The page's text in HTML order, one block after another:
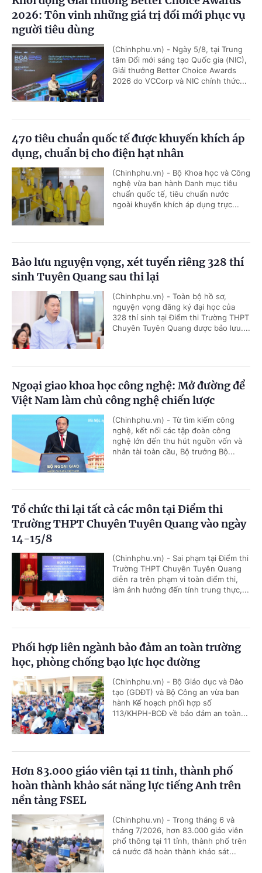
2026: Tôn vinh những giá trị đổi mới phục vụ
người tiêu dùng
(Chinhphu.vn) - Ngày 5/8, tại Trung
tâm Đổi mới sáng tạo Quốc gia (NIC),
Giải thưởng Better Choice Awards
2026 do VCCorp và NIC chính thức...
470 tiêu chuẩn quốc tế được khuyến khích áp
dụng, chuẩn bị cho điện hạt nhân
(Chinhphu.vn) - Bộ Khoa học và Công
nghệ vừa ban hành Danh mục tiêu
chuẩn quốc tế, tiêu chuẩn nước
ngoài khuyến khích áp dụng trực...
Bảo lưu nguyện vọng, xét tuyển riêng 328 thí
sinh Tuyên Quang sau thi lại
(Chinhphu.vn) - Toàn bộ hồ sơ,
nguyện vọng đăng ký đại học của
328 thí sinh tại Điểm thi Trường THPT
Chuyên Tuyên Quang được bảo lưu....
Ngoại giao khoa học công nghệ: Mở đường để
Việt Nam làm chủ công nghệ chiến lược
(Chinhphu.vn) - Từ tìm kiếm công
nghệ, kết nối các tập đoàn công
nghệ lớn đến thu hút nguồn vốn và
nhân tài toàn cầu, Bộ trưởng Bộ...
Tổ chức thi lại tất cả các môn tại Điểm thi
Trường THPT Chuyên Tuyên Quang vào ngày
14-15/8
(Chinhphu.vn) - Sai phạm tại Điểm thi
Trường THPT Chuyên Tuyên Quang
diễn ra trên phạm vi toàn điểm thi,
làm ảnh hưởng đến tính trung thực,...
Phối hợp liên ngành bảo đảm an toàn trường
học, phòng chống bạo lực học đường
(Chinhphu.vn) - Bộ Giáo dục và Đào
tạo (GDĐT) và Bộ Công an vừa ban
hành Kế hoạch phối hợp số
113/KHPH-BCĐ về bảo đảm an toàn...
Hơn 83.000 giáo viên tại 11 tỉnh, thành phố
hoàn thành khảo sát năng lực tiếng Anh trên
nền tảng FSEL
(Chinhphu.vn) - Trong tháng 6 và
tháng 7/2026, hơn 83.000 giáo viên
phổ thông tại 11 tỉnh, thành phố trên
cả nước đã hoàn thành khảo sát...